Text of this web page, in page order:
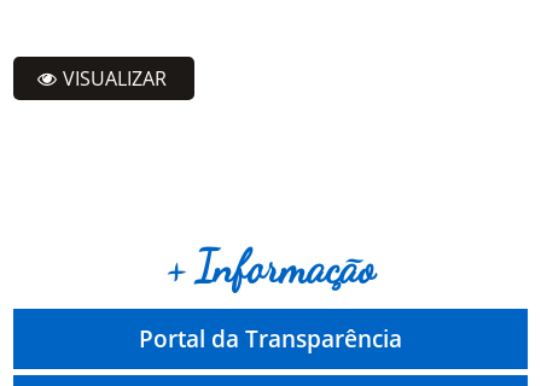
VISUALIZAR
+ Informação
Portal da Transparência